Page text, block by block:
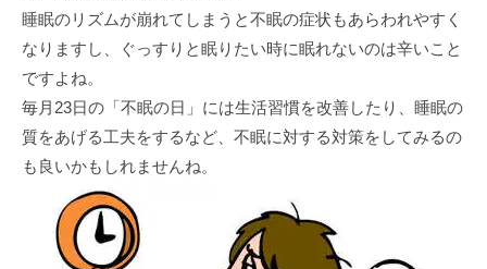
睡眠のリズムが崩れてしまうと不眠の症状もあらわれやすく
なりますし、ぐっすりと眠りたい時に眠れないのは辛いこと
ですよね。
毎月23日の「不眠の日」には生活習慣を改善したり、睡眠の
質をあげる工夫をするなど、不眠に対する対策をしてみるの
も良いかもしれませんね。